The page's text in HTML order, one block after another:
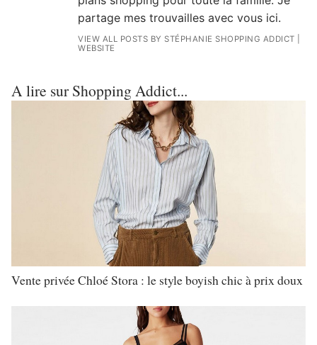
partage mes trouvailles avec vous ici.
VIEW ALL POSTS BY STÉPHANIE SHOPPING ADDICT
WEBSITE
A lire sur Shopping Addict...
Vente privée Chloé Stora : le style boyish chic à prix doux